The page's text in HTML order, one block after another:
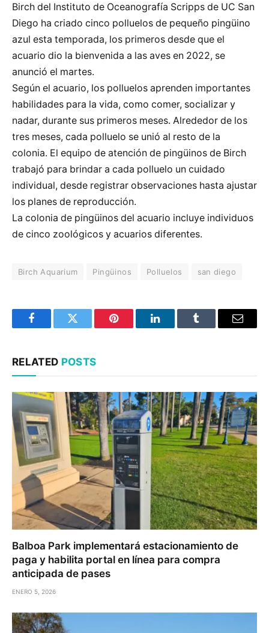
Birch del Instituto de Oceanografía Scripps de UC San
Diego ha criado cinco polluelos de pequeño pingüino
azul esta temporada, los primeros desde que el
acuario dio la bienvenida a las aves en 2022, se
anunció el martes.
Según el acuario, los polluelos aprenden importantes
habilidades para la vida, como comer, socializar y
nadar, durante sus primeros meses. Alrededor de los
tres meses, cada polluelo se unió al resto de la
colonia. El equipo de atención de pingüinos de Birch
trabajó para brindar a cada polluelo un cuidado
individual, desde registrar observaciones hasta ajustar
los planes de reproducción.
La colonia de pingüinos del acuario incluye individuos
de cinco zoológicos y acuarios diferentes.
Birch Aquarium Pingüinos Polluelos san diego
FacebookTwitter Pinterest LinkedInTumblr Email
RELATED POSTS
Balboa Park implementará estacionamiento de
paga y habilita portal en línea para compra
anticipada de pases
ENERO 5, 2026